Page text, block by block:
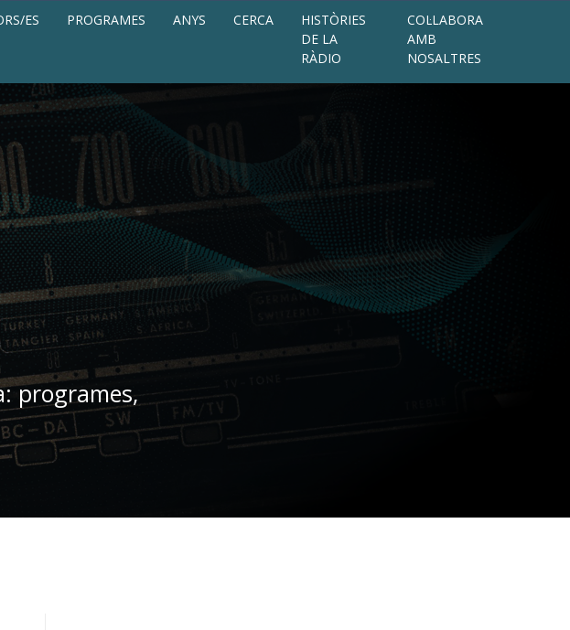
ES PROGRAMES ANYS CERCA
HISTÒRIES
DE LA
RÀDIO
COL·LABORA
AMB
NOSALTRES
programes,